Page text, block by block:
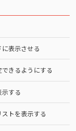
表示させる
きるようにする
する
トを表示する